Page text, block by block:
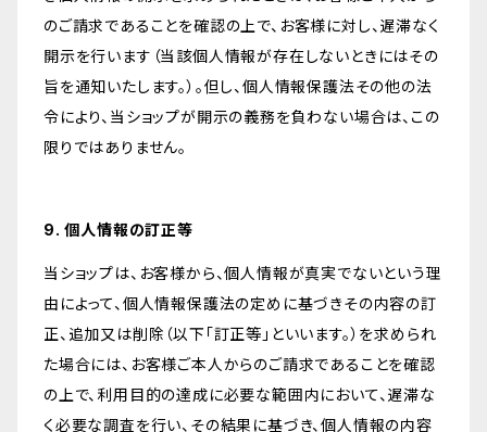
のご請求であることを確認の上で、お客様に対し、遅滞なく
開示を行います（当該個人情報が存在しないときにはその
旨を通知いたします。）。但し、個人情報保護法その他の法
令により、当ショップが開示の義務を負わない場合は、この
限りではありません。
9. 個人情報の訂正等
当ショップは、お客様から、個人情報が真実でないという理
由によって、個人情報保護法の定めに基づきその内容の訂
正、追加又は削除（以下「訂正等」といいます。）を求められ
た場合には、お客様ご本人からのご請求であることを確認
の上で、利用目的の達成に必要な範囲内において、遅滞な
く必要な調査を行い、その結果に基づき、個人情報の内容